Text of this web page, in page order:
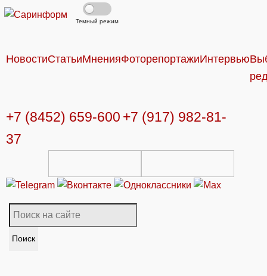
Темный режим
НовостиСтатьиМненияФоторепортажиИнтервью
+7 (8452) 659-600 +7 (917) 982-81-
37
Поиск